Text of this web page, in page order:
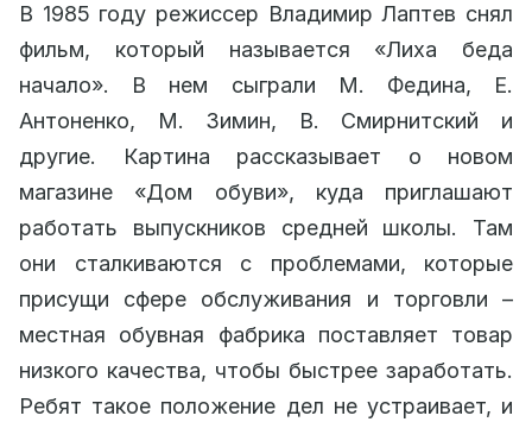
В 1985 году режиссер Владимир Лаптев снял
фильм, который называется «Лиха беда
начало». В нем сыграли М. Федина, Е.
Антоненко, М. Зимин, В. Смирнитский и
другие. Картина рассказывает о новом
магазине «Дом обуви», куда приглашают
работать выпускников средней школы. Там
они сталкиваются с проблемами, которые
присущи сфере обслуживания и торговли –
местная обувная фабрика поставляет товар
низкого качества, чтобы быстрее заработать.
Ребят такое положение дел не устраивает, и